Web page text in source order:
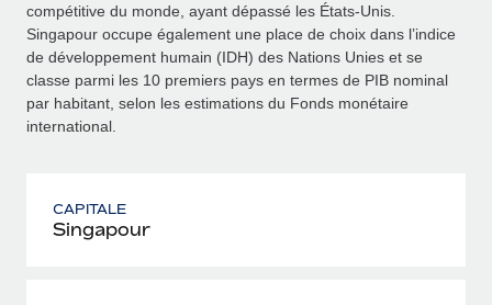
compétitive du monde, ayant dépassé les États-Unis.
Singapour occupe également une place de choix dans l’indice
de développement humain (IDH) des Nations Unies et se
classe parmi les 10 premiers pays en termes de PIB nominal
par habitant, selon les estimations du Fonds monétaire
international.
CAPITALE
Singapour